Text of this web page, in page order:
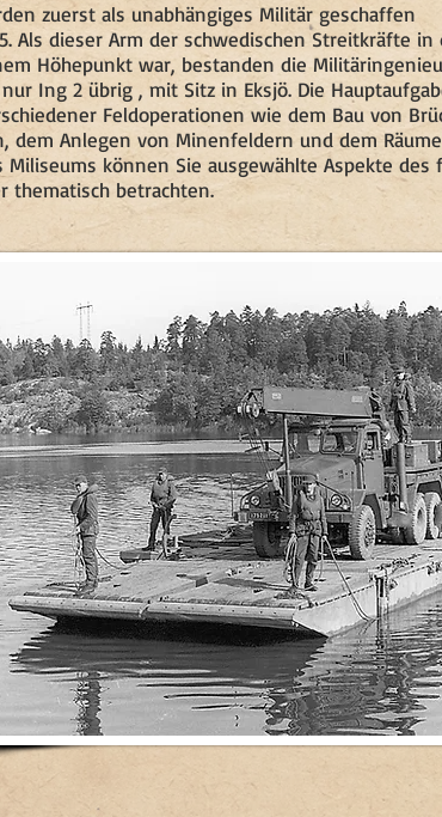
zuerst als unabhängiges Militär geschaffen
Als dieser Arm der schwedischen Streitkräfte
Höhepunkt war, bestanden die
Ing 2 übrig , mit Sitz in Eksjö. Die
Feldoperationen wie dem Bau von
dem Anlegen von Minenfeldern und dem
können Sie ausgewählte Aspekte
thematisch betrachten.